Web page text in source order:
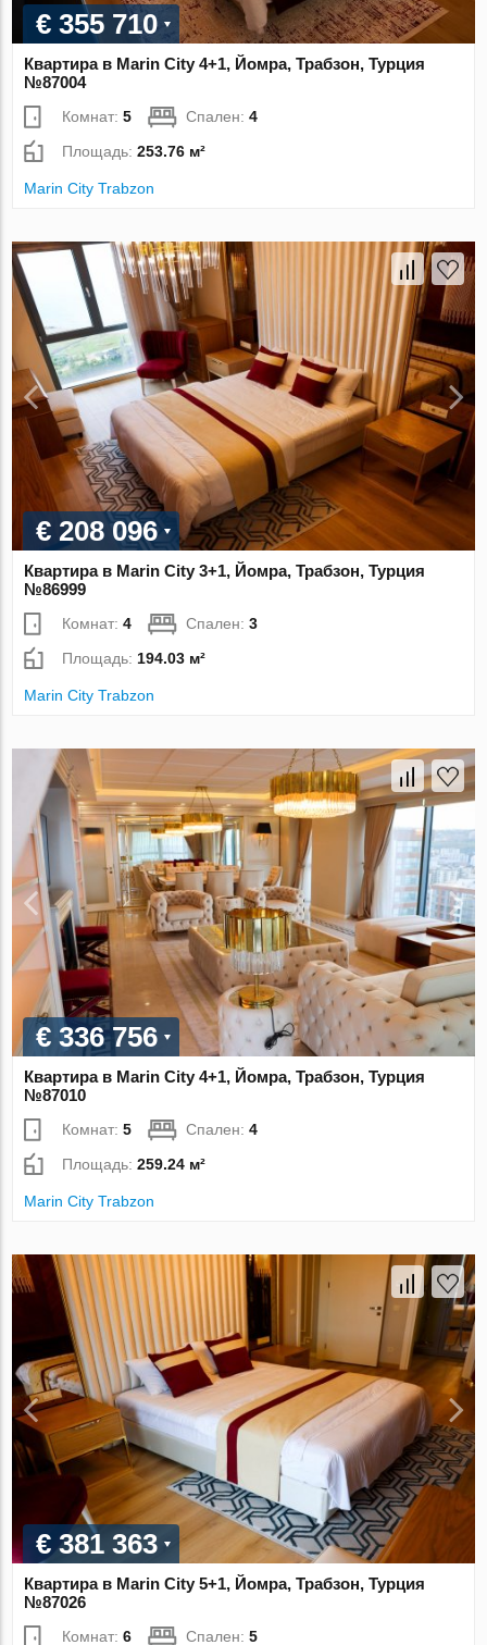
€ 355 710
Квартира в Marin City 4+1, Йомра, Трабзон, Турция
№87004
Комнат:5 Спален:4
Площадь:253.76 м²
Marin City Trabzon
€ 208 096
Квартира в Marin City 3+1, Йомра, Трабзон, Турция
№86999
Комнат:4 Спален:3
Площадь: 194.03 м²
Marin City Trabzon
€ 336 756
Квартира в Marin City 4+1, Йомра, Трабзон, Турция
№87010
Комнат:5 Спален:4
Площадь:259.24 м²
Marin City Trabzon
€ 381 363
Квартира в Marin City 5+1, Йомра, Трабзон, Турция
№87026
Комнат:6 Спален:5